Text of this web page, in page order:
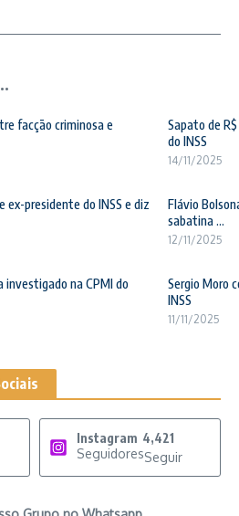
facção criminosa e
Sapato de
do INSS
14/11/2025
ex-presidente do INSS e diz
Flávio
sabatina ...
12/11/2025
na CPMI do
Sergio Moro
INSS
11/11/2025
Instagram 4,421
SeguidoresSeguir